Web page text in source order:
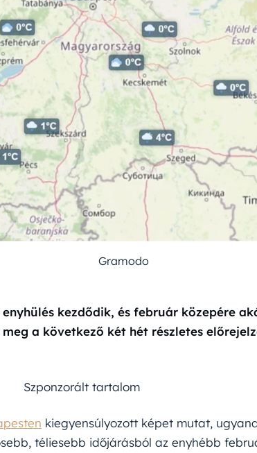
Gramodo
kezdődik, és február közepére
a következő két hét részletes
Szponzorált tartalom
kiegyensúlyozott képet mutat,
téliesebb időjárásból az enyhébb